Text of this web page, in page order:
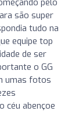
são super
tudo na
equipe top
de ser
o GG
umas fotos
céu abençoe